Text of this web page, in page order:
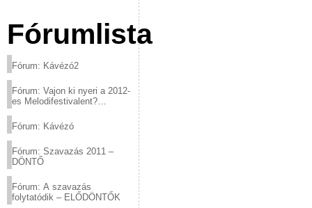
Fórumlista
Fórum: Kávézó2
Fórum: Vajon ki nyeri a 2012-
es Melodifestivalent?
Fórum: Kávézó
Fórum: Szavazás 2011 –
DÖNTŐ
Fórum: A szavazás
folytatódik – ELŐDÖNTŐK